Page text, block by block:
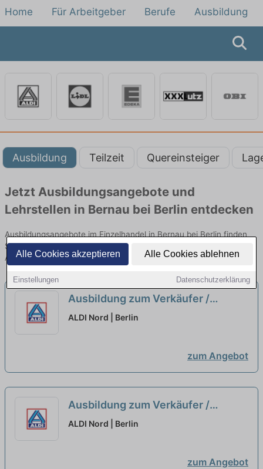
Alle Cookies akzeptieren Alle Cookies ablehnen
Einstellungen Datenschutzerklärung
Home Für Arbeitgeber Berufe Ausbildung
Ausbildung Teilzeit Quereinsteiger
Jetzt Ausbildungsangebote und
Lehrstellen in Bernau bei Berlin entdecken
Ausbildungsangebote im Einzelhandel in Bernau bei Berlin finden
Sie von namhaften Firmen. Entdecken Sie freie Optionen von Top-
Arbeitgebern und bewerben Sie sich noch heute.
Ausbildung zum Verkäufer /
Kaufmann im Einzelhandel zum
ALDI Nord | Berlin
zum Angebot
Ausbildung zum Verkäufer /
Kaufmann im Einzelhandel zum
ALDI Nord | Berlin
zum Angebot